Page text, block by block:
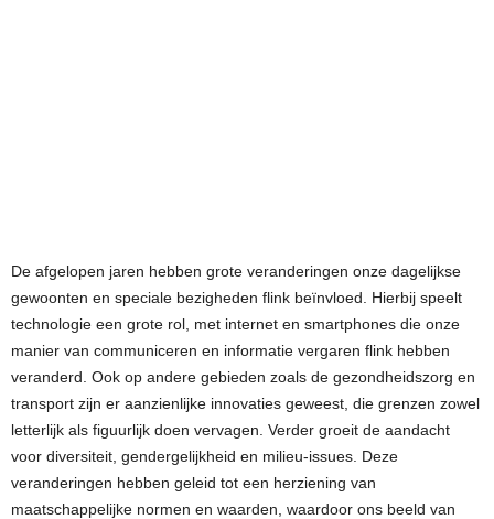
De afgelopen jaren hebben grote veranderingen onze dagelijkse
gewoonten en speciale bezigheden flink beïnvloed. Hierbij speelt
technologie een grote rol, met internet en smartphones die onze
manier van communiceren en informatie vergaren flink hebben
veranderd. Ook op andere gebieden zoals de gezondheidszorg en
transport zijn er aanzienlijke innovaties geweest, die grenzen zowel
letterlijk als figuurlijk doen vervagen. Verder groeit de aandacht
voor diversiteit, gendergelijkheid en milieu-issues. Deze
veranderingen hebben geleid tot een herziening van
maatschappelijke normen en waarden, waardoor ons beeld van